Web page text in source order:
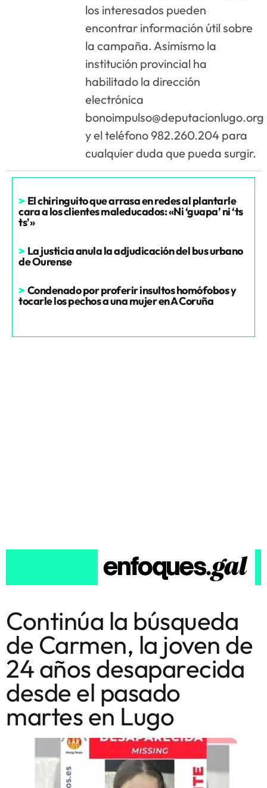
los interesados pueden
encontrar información útil sobre
la campaña. Asimismo la
institución provincial ha
habilitado la dirección
electrónica
bonoimpulso@deputacionlugo.org
y el teléfono 982.260.204 para
cualquier duda que pueda surgir.
> El chiringuito que arrasa en redes al plantarle
cara a los clientes maleducados: «Ni ‘guapa’ ni ‘ts
ts'»
> La justicia anula la adjudicación del bus urbano
de Ourense
> Condenado por proferir insultos homófobos y
tocarle los pechos a una mujer en A Coruña
Continúa la búsqueda
de Carmen, la joven de
24 años desaparecida
desde el pasado
martes en Lugo